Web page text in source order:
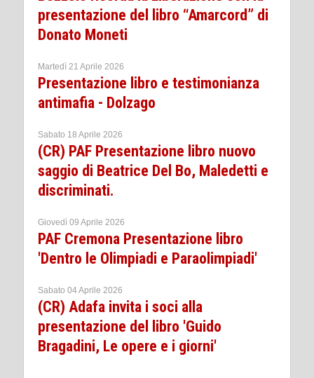
presentazione del libro “Amarcord” di
Donato Moneti
Martedì 21 Aprile 2026
Presentazione libro e testimonianza
antimafia - Dolzago
Sabato 18 Aprile 2026
(CR) PAF Presentazione libro nuovo
saggio di Beatrice Del Bo, Maledetti e
discriminati.
Giovedì 09 Aprile 2026
PAF Cremona Presentazione libro
'Dentro le Olimpiadi e Paraolimpiadi'
Sabato 04 Aprile 2026
(CR) Adafa invita i soci alla
presentazione del libro 'Guido
Bragadini, Le opere e i giorni'